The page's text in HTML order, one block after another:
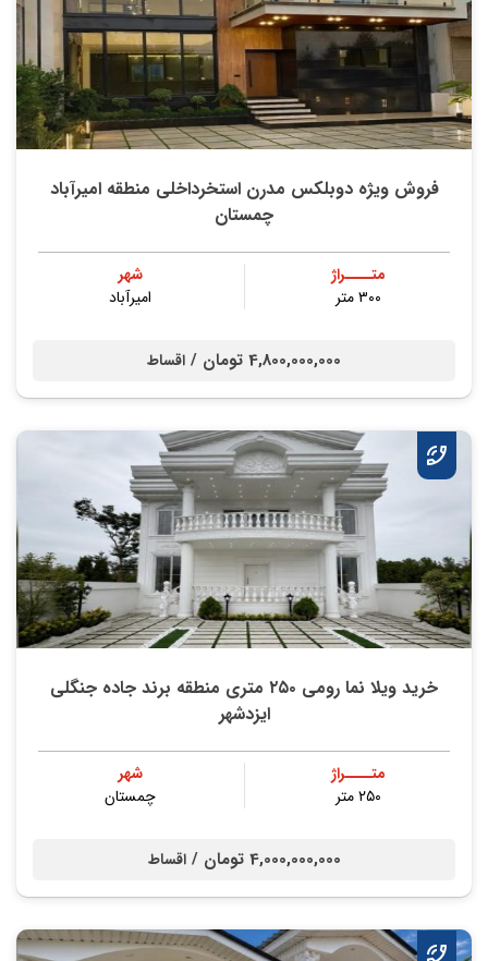
فروش ویژه دوبلکس مدرن استخرداخلی منطقه امیرآباد
چمستان
متــــراژ
۳۰۰ متر
شهر
امیرآباد
4,800,000,000 تومان / اقساط
خرید ویلا نما رومی ۲۵۰ متری منطقه برند جاده جنگلی
ایزدشهر
متــــراژ
۲۵۰ متر
شهر
چمستان
4,000,000,000 تومان / اقساط